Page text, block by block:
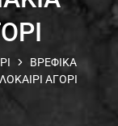
ΒΡΕΦΙΚΑ
ΑΓΟΡΙ